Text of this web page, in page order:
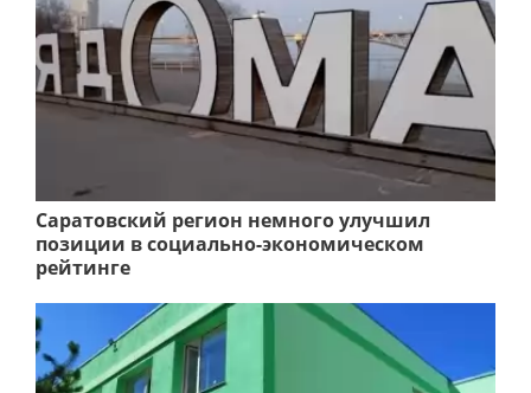
Саратовский регион немного улучшил
позиции в социально-экономическом
рейтинге